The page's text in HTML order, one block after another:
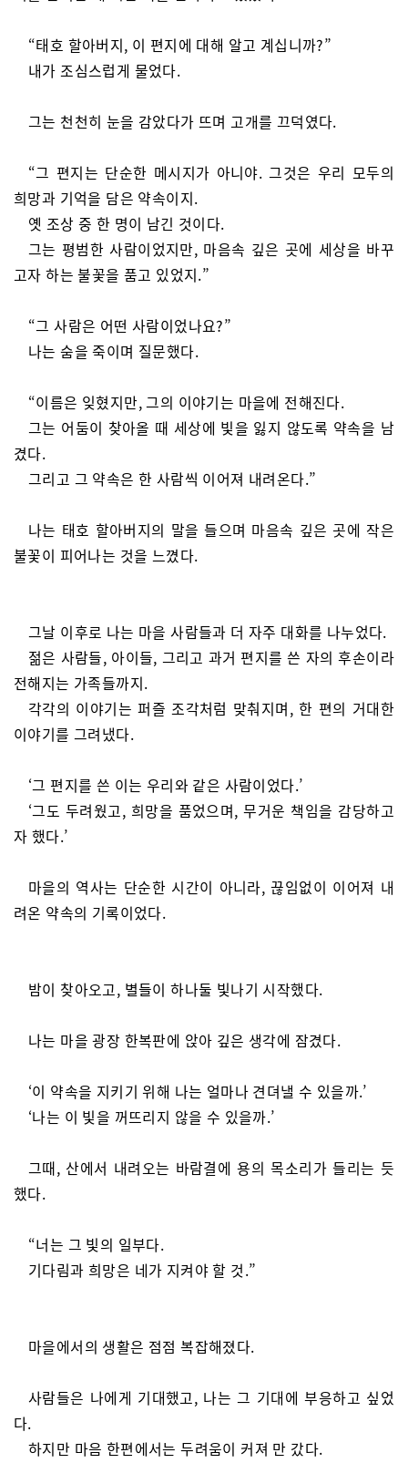
“태호 할아버지, 이 편지에 대해 알고 계십니까?”
내가 조심스럽게 물었다.
그는 천천히 눈을 감았다가 뜨며 고개를 끄덕였다.
“그 편지는 단순한 메시지가 아니야. 그것은 우리 모두의
희망과 기억을 담은 약속이지.
옛 조상 중 한 명이 남긴 것이다.
그는 평범한 사람이었지만, 마음속 깊은 곳에 세상을 바꾸
고자 하는 불꽃을 품고 있었지.”
“그 사람은 어떤 사람이었나요?”
나는 숨을 죽이며 질문했다.
“이름은 잊혔지만, 그의 이야기는 마을에 전해진다.
그는 어둠이 찾아올 때 세상에 빛을 잃지 않도록 약속을 남
겼다.
그리고 그 약속은 한 사람씩 이어져 내려온다.”
나는 태호 할아버지의 말을 들으며 마음속 깊은 곳에 작은
불꽃이 피어나는 것을 느꼈다.
그날 이후로 나는 마을 사람들과 더 자주 대화를 나누었다.
젊은 사람들, 아이들, 그리고 과거 편지를 쓴 자의 후손이라
전해지는 가족들까지.
각각의 이야기는 퍼즐 조각처럼 맞춰지며, 한 편의 거대한
이야기를 그려냈다.
‘그 편지를 쓴 이는 우리와 같은 사람이었다.’
‘그도 두려웠고, 희망을 품었으며, 무거운 책임을 감당하고
자 했다.’
마을의 역사는 단순한 시간이 아니라, 끊임없이 이어져 내
려온 약속의 기록이었다.
밤이 찾아오고, 별들이 하나둘 빛나기 시작했다.
나는 마을 광장 한복판에 앉아 깊은 생각에 잠겼다.
‘이 약속을 지키기 위해 나는 얼마나 견뎌낼 수 있을까.’
‘나는 이 빛을 꺼뜨리지 않을 수 있을까.’
그때, 산에서 내려오는 바람결에 용의 목소리가 들리는 듯
했다.
“너는 그 빛의 일부다.
기다림과 희망은 네가 지켜야 할 것.”
마을에서의 생활은 점점 복잡해졌다.
사람들은 나에게 기대했고, 나는 그 기대에 부응하고 싶었
다.
하지만 마음 한편에서는 두려움이 커져 만 갔다.